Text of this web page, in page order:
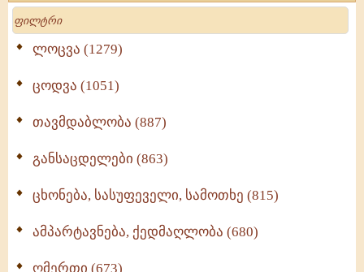
Search
ლოცვა (1279)
ცოდვა (1051)
თავმდაბლობა (887)
განსაცდელები (863)
ცხონება, სასუფეველი, სამოთხე (815)
ამპარტავნება, ქედმაღლობა (680)
ღმერთი (673)